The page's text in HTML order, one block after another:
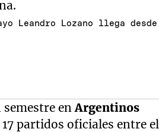
Leandro Lozano llega desde
semestre enArgentinos
partidos oficiales entre el